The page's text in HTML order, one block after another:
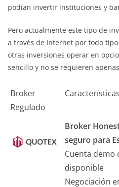
podían invertir instituciones y
Pero actualmente este tipo de
a través de Internet por todo
otras inversiones operar en
sencillo y no se requieren
Broker
Regulado
Características
Broker
seguro para
Cuenta demo
disponible
Negociación